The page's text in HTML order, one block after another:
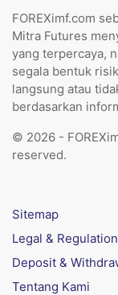
FOREXimf.com
Mitra Futures
yang terpercaya,
segala bentuk
langsung atau
berdasarkan
© 2026 -
reserved.
Sitemap
Legal & Regulation
Deposit &
Tentang Kami